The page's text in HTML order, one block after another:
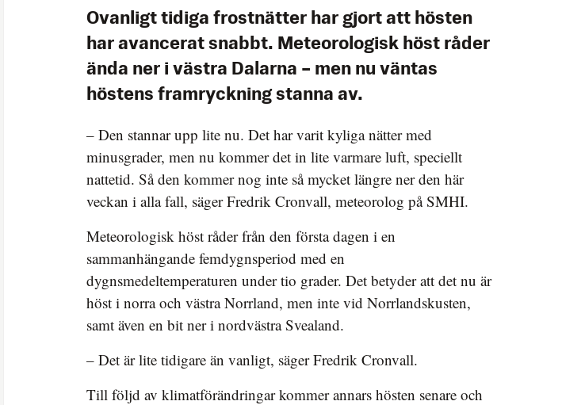
Ovanligt tidiga frostnätter har gjort att hösten
har avancerat snabbt. Meteorologisk höst råder
ända ner i västra Dalarna – men nu väntas
höstens framryckning stanna av.
– Den stannar upp lite nu. Det har varit kyliga nätter med
minusgrader, men nu kommer det in lite varmare luft, speciellt
nattetid. Så den kommer nog inte så mycket längre ner den här
veckan i alla fall, säger Fredrik Cronvall, meteorolog på SMHI.
Meteorologisk höst råder från den första dagen i en
sammanhängande femdygnsperiod med en
dygnsmedeltemperaturen under tio grader. Det betyder att det nu är
höst i norra och västra Norrland, men inte vid Norrlandskusten,
samt även en bit ner i nordvästra Svealand.
– Det är lite tidigare än vanligt, säger Fredrik Cronvall.
Till följd av klimatförändringar kommer annars hösten senare och